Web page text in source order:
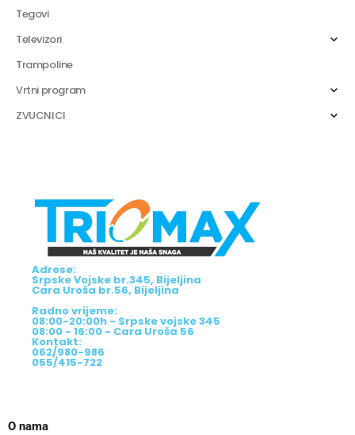
Tegovi
Televizori
Trampoline
Vrtni program
ZVUCNICI
Adrese:
Srpske Vojske br.345, Bijeljina
Cara Uroša br.56, Bijeljina
Radno vrijeme:
08:00-20:00h - Srpske vojske 345
08:00 - 16:00 - Cara Uroša 56
Kontakt:
062/980-986
055/415-722
O nama